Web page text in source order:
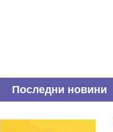
Последни новини